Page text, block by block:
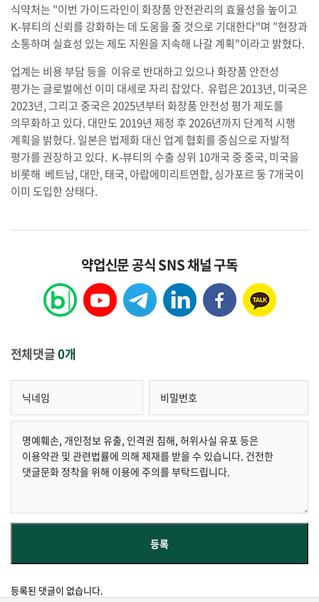
식약처는 "이번 가이드라인이 화장품 안전관리의 효율성을 높이고
K-뷰티의 신뢰를 강화하는 데 도움을 줄 것으로 기대한다"며 "현장과
소통하며 실효성 있는 제도 지원을 지속해 나갈 계획"이라고 밝혔다.
업계는 비용 부담 등을 이유로 반대하고 있으나 화장품 안전성
평가는 글로벌에선 이미 대세로 자리 잡았다. 유럽은 2013년, 미국은
2023년, 그리고 중국은 2025년부터 화장품 안전성 평가 제도를
의무화하고 있다. 대만도 2019년 제정 후 2026년까지 단계적 시행
계획을 밝혔다. 일본은 법제화 대신 업계 협회를 중심으로 자발적
평가를 권장하고 있다. K-뷰티의 수출 상위 10개국 중 중국, 미국을
비롯해 베트남, 대만, 태국, 아랍에미리트연합, 싱가포르 둥 7개국이
이미 도입한 상태다.
약업신문 공식 SNS 채널 구독
전체댓글0개
등록된 댓글이 없습니다.